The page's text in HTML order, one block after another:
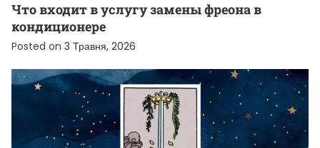
Что входит в услугу замены фреона в
кондиционере
Posted on 3 Травня, 2026